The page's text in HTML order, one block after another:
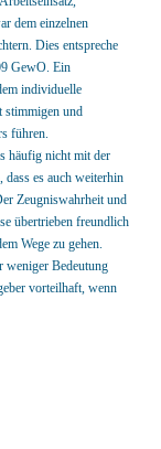
dem einzelnen
Dies entspreche
GewO. Ein
individuelle
stimmigen und
führen.
häufig nicht mit der
es auch weiterhin
Zeugniswahrheit und
übertrieben freundlich
Wege zu gehen.
weniger Bedeutung
vorteilhaft, wenn